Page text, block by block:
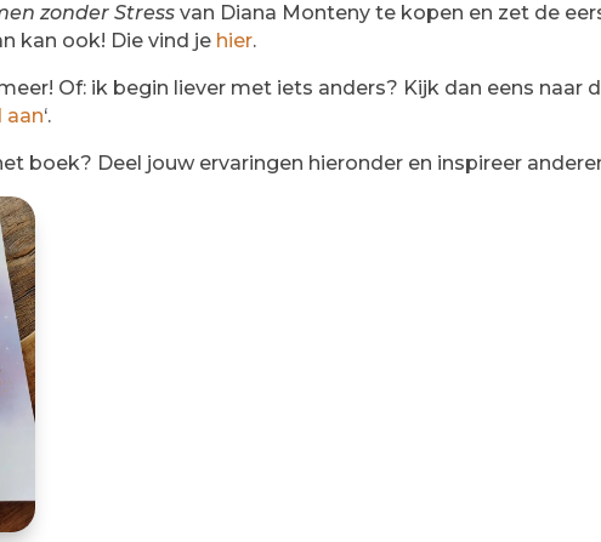
zonder Stress van Diana Monteny te kopen en zet de
kan ook! Die vind je hier.
Of: ik begin liever met iets anders? Kijk dan eens naar
aan‘.
boek? Deel jouw ervaringen hieronder en inspireer